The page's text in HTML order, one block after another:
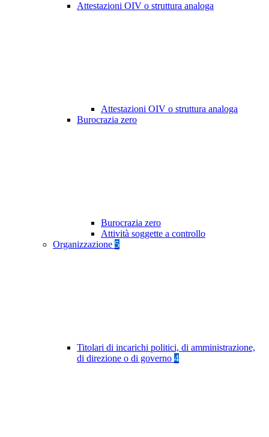
Attestazioni OIV o struttura analoga
Attestazioni OIV o struttura analoga
Burocrazia zero
Burocrazia zero
Attività soggette a controllo
Organizzazione 5
Titolari di incarichi politici, di amministrazione,
di direzione o di governo 4